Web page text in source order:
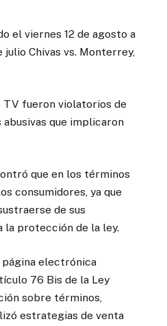
el viernes 12 de agosto a
Chivas vs. Monterrey,
TV fueron violatorios de
que implicaron
que en los términos
consumidores, ya que
de sus
la protección de la ley.
página electrónica
76 Bis de la Ley
sobre términos,
estrategias de venta